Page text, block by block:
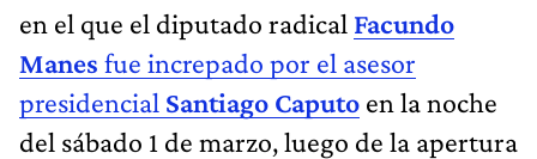
en el que el diputado radical Facundo
Manes fue increpado por el asesor
presidencial Santiago Caputo en la noche
del sábado 1 de marzo, luego de la apertura